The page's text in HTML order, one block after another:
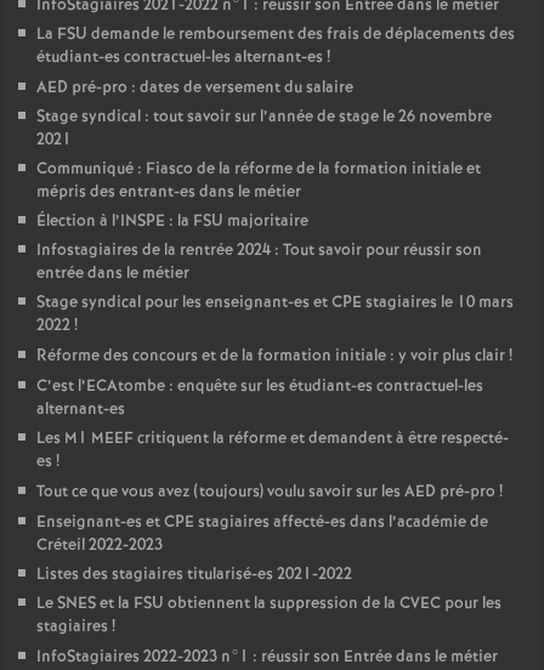
InfoStagiaires 2021-2022 n°1 : réussir son Entrée dans le métier
La FSU demande le remboursement des frais de déplacements des
étudiant-es contractuel-les alternant-es !
AED pré-pro : dates de versement du salaire
Stage syndical : tout savoir sur l’année de stage le 26 novembre
2021
Communiqué : Fiasco de la réforme de la formation initiale et
mépris des entrant-es dans le métier
Élection à l’INSPE : la FSU majoritaire
Infostagiaires de la rentrée 2024 : Tout savoir pour réussir son
entrée dans le métier
Stage syndical pour les enseignant-es etCPE stagiaires le 10 mars
2022!
Réforme des concours et de la formation initiale : y voir plus clair!
C’est l’ECAtombe : enquête sur les étudiant-es contractuel-les
alternant-es
Les M1 MEEFcritiquent la réforme et demandent à être respecté-
es !
Tout ce que vous avez (toujours) voulu savoir sur les AED pré-pro !
Enseignant-es etCPE stagiaires affecté-es dans l’académie de
Créteil 2022-2023
Listes des stagiaires titularisé-es 2021-2022
LeSNESet la FSU obtiennent la suppression de la CVEC pour les
stagiaires !
InfoStagiaires 2022-2023 n°1 : réussir son Entrée dans le métier